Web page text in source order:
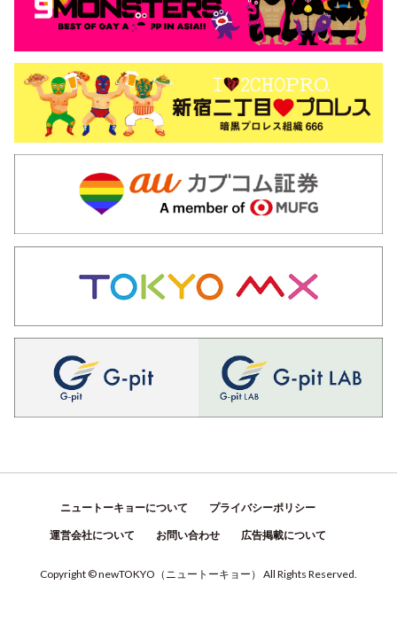
ニュートーキョーについて プライバシーポリシー
運営会社について お問い合わせ 広告掲載について
Copyright © newTOKYO （ ニュートーキョー ） All Rights Reserved.